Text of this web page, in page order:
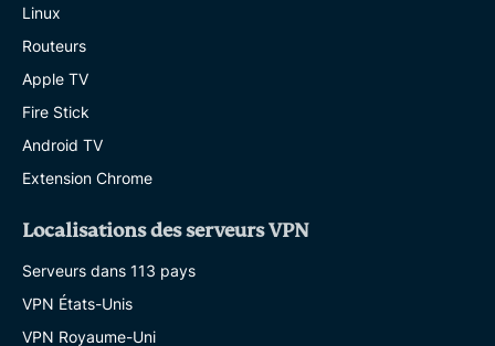
Linux
Routeurs
Apple TV
Fire Stick
Android TV
Extension Chrome
Localisations des serveurs VPN
Serveurs dans 113 pays
VPN États-Unis
VPN Royaume-Uni